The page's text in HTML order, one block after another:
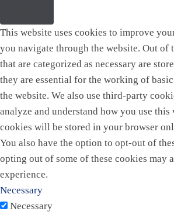
This website uses cookies to improve
you navigate through the website. Out of
that are categorized as necessary are
they are essential for the working of
the website. We also use third-party
analyze and understand how you use this
cookies will be stored in your browser
You also have the option to opt-out of
opting out of some of these cookies may
experience.
Necessary
Necessary